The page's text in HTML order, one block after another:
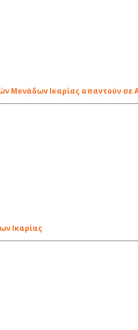
Μονάδων Ικαρίας απαντούν
Ικαρίας